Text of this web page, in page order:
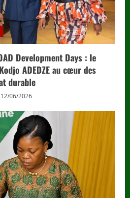
Development Days : le
ADEDZE au cœur des
durable
12/06/2026